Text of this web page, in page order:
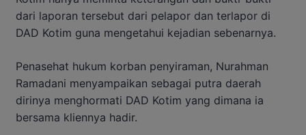
dari laporan tersebut dari pelapor dan terlapor di
DAD Kotim guna mengetahui kejadian sebenarnya.
Penasehat hukum korban penyiraman, Nurahman
Ramadani menyampaikan sebagai putra daerah
dirinya menghormati DAD Kotim yang dimana ia
bersama kliennya hadir.